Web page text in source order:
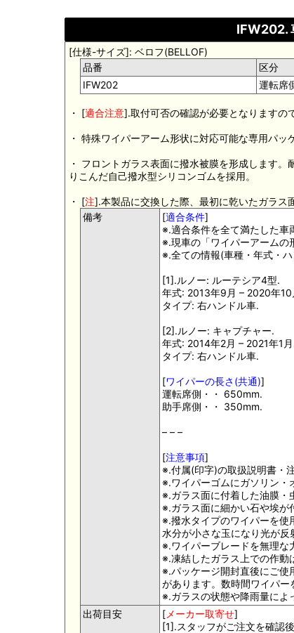
IFW202.
[仕様-サイズ]: ベロフ(BELLOF)
品番
区分
IFW202
運転席
・ [適合注意].取付可否の確認が必要となりますの
・ 特殊ワイパーアーム形状に対応可能な専用パッ
・ フロントガラス表面に撥水被膜を形成します
りこんだ自己撥水型シリコンゴムを採用。
・ [注].本製品に交換した際、最初に乾いたガラス
備考
[適合条件]
※.適合条件を全て満たした車
※.現車の「ワイパーアームの
※.全ての情報(車種・年式・
[1].ルノー: ルーテシア4型.
年式: 2013年9月 – 2020年10
タイプ: 右ハンドル車.
[2].ルノー: キャプチャー.
年式: 2014年2月 – 2021年1
タイプ: 右ハンドル車.
[ワイパーの長さ(共通)]
運転席側・・ 650mm.
助手席側・・ 350mm.
– – –
[注意事項]
※.付属(印字)の取扱説明書・
※.ワイパーゴムにガソリン・
※.ガラス面に付着した油膜・
※.ガラス面に細かい石や埃が
※.撥水タイプのワイパーを使
水分が小さな玉になり光が反
※.ワイパーブレードを無理な
※.凍結したガラス上での作動
※.パッケージ開封直後にご使
があります。数時間ワイパー
※.ガラスの状態や降雨量によ
出荷目安
[ メーカー取寄せ]
[1].スタッフがご注文を確認